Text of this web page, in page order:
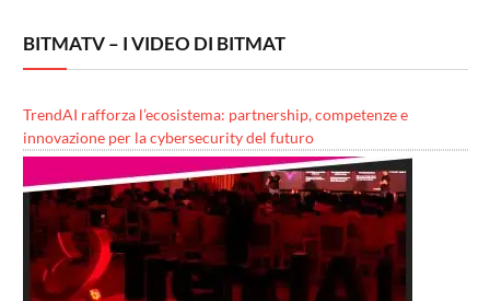
BITMATV – I VIDEO DI BITMAT
TrendAI rafforza l’ecosistema: partnership, competenze e
innovazione per la cybersecurity del futuro